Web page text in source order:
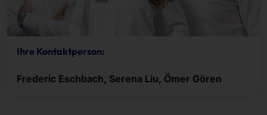
Ihre Kontaktperson:
Frederic Eschbach, Serena Liu, Ömer Gören